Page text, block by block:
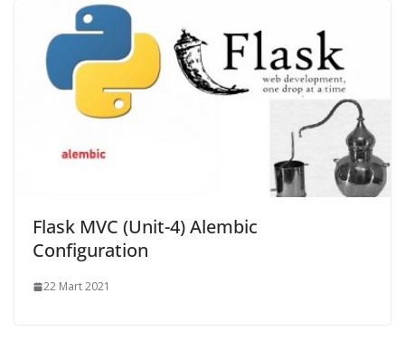
Flask MVC (Unit-4) Alembic
Configuration
22 Mart 2021